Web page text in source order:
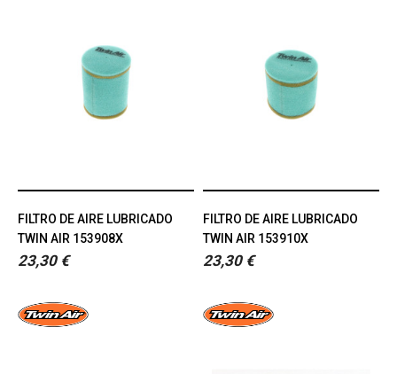
FILTRO DE AIRE LUBRICADO
TWIN AIR 153908X
23,30 €
FILTRO DE AIRE LUBRICADO
TWIN AIR 153910X
23,30 €